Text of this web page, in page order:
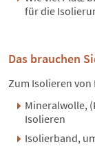
für die
Das brauchen
Zum Isolieren
Mineralwolle,
Isolieren
Isolierband,